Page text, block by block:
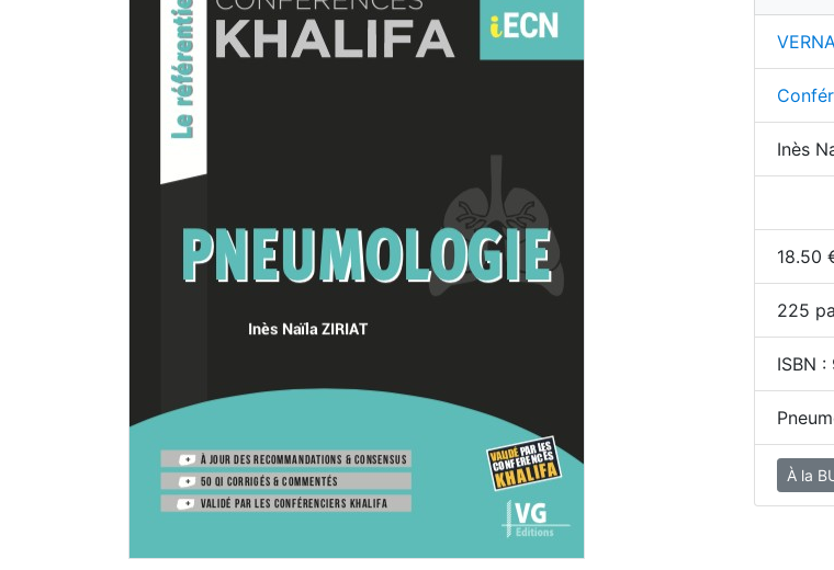
Inès
18.50
225
ISBN :
À la